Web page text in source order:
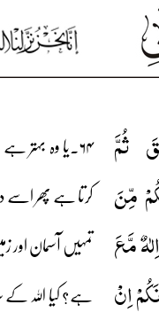
ثُمَّ
مِّنَ
مَّعَ
اِنۡ
۶۴۔یا وہ بہتر
کرتا ہے پھر اسے
تمہیں آسمان
ہے؟ کیا اللہ کے